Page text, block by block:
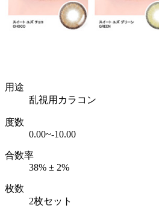
用途
乱視用カラコン
度数
0.00~-10.00
合数率
38% ± 2%
枚数
2枚セット